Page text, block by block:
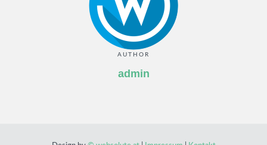
AUTHOR
admin